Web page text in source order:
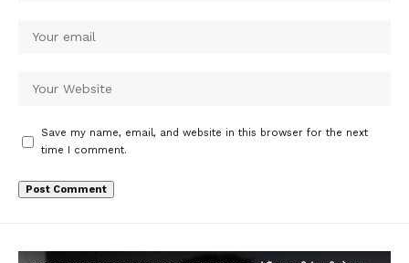
Save my name, email, and website in this browser for the next
time I comment.